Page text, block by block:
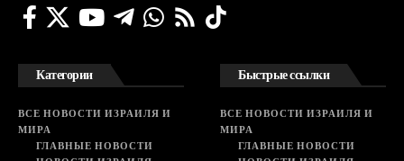
Категории
ВСЕ НОВОСТИ ИЗРАИЛЯ И
МИРА
ГЛАВНЫЕ НОВОСТИ
Быстрые ссылки
ВСЕ НОВОСТИ ИЗРАИЛЯ И
МИРА
ГЛАВНЫЕ НОВОСТИ